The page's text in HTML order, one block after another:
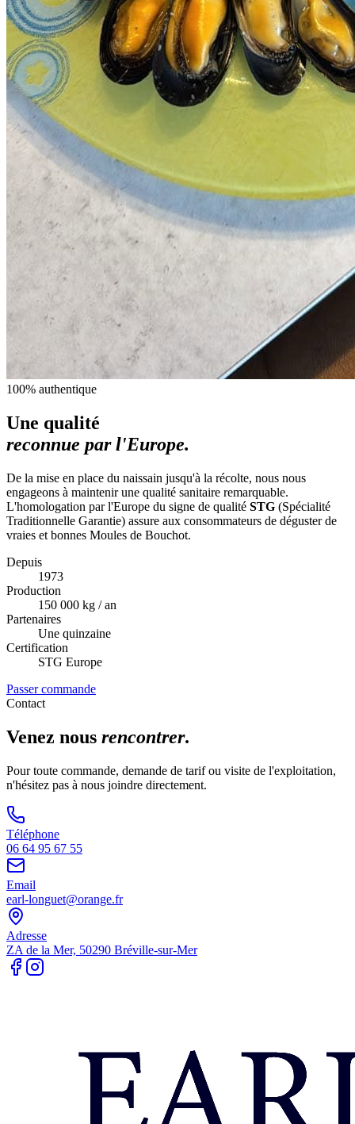
100% authentique
Une qualité
reconnue par l'Europe.
De la mise en place du naissain jusqu'à la récolte, nous nous
engageons à maintenir une qualité sanitaire remarquable.
L'homologation par l'Europe du signe de qualité STG (Spécialité
Traditionnelle Garantie) assure aux consommateurs de déguster de
vraies et bonnes Moules de Bouchot.
Depuis
1973
Production
150 000 kg / an
Partenaires
Une quinzaine
Certification
STG Europe
Passer commande
Contact
Venez nous rencontrer.
Pour toute commande, demande de tarif ou visite de l'exploitation,
n'hésitez pas à nous joindre directement.
Téléphone
06 64 95 67 55
Email
earl-longuet@orange.fr
Adresse
ZA de la Mer, 50290 Bréville-sur-Mer